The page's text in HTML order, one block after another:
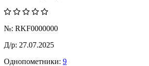
№: RKF0000000
Д/р: 27.07.2025
Однопометники: 9